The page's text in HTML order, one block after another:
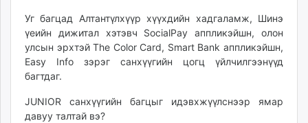
mminfo.mn
ugluu.mn
urlag.mn
unen.mn
shudarga.mn
Уг багцад Алтантүлхүүр хүүхдийн хадгаламж, Шинэ
үеийн дижитал хэтэвч SocialPay аппликэйшн, олон
улсын эрхтэй The Color Card, Smart Bank аппликэйшн,
Easy Info зэрэг санхүүгийн цогц үйлчилгээнүүд
багтдаг.
JUNIOR санхүүгийн багцыг идэвхжүүлснээр ямар
давуу талтай вэ?